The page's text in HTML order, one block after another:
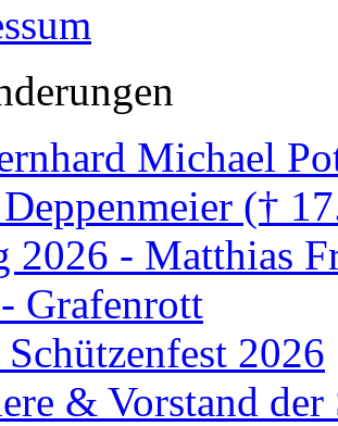
Michael
(†
2026 - Matthias
Grafenrott
2026
& Vorstand der